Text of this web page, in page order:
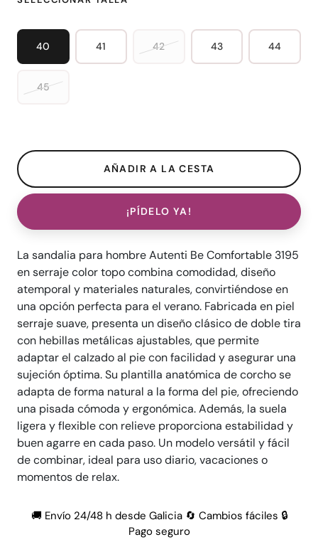
40 41 42 43 44
45
¡PÍDELO YA!
La sandalia para hombre Autenti Be Comfortable 3195
en serraje color topo combina comodidad, diseño
atemporal y materiales naturales, convirtiéndose en
una opción perfecta para el verano. Fabricada en piel
serraje suave, presenta un diseño clásico de doble tira
con hebillas metálicas ajustables, que permite
adaptar el calzado al pie con facilidad y asegurar una
sujeción óptima. Su plantilla anatómica de corcho se
adapta de forma natural a la forma del pie, ofreciendo
una pisada cómoda y ergonómica. Además, la suela
ligera y flexible con relieve proporciona estabilidad y
buen agarre en cada paso. Un modelo versátil y fácil
de combinar, ideal para uso diario, vacaciones o
momentos de relax.
🚚 Envío 24/48 h desde Galicia 🔄 Cambios fáciles 🔒
Pago seguro